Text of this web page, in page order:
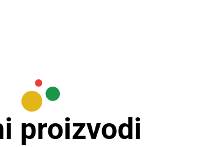
proizvodi